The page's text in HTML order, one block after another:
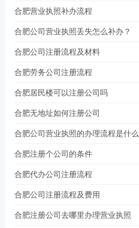
合肥营业执照补办流程
合肥公司营业执照丢失怎么补办？
合肥公司注册流程及材料
合肥劳务公司注册流程
合肥居民楼可以注册公司吗
合肥无地址如何注册公司
合肥公司营业执照的办理流程是什么
合肥注册个公司的条件
合肥代办公司注册流程
合肥公司注册流程及费用
合肥注册公司去哪里办理营业执照